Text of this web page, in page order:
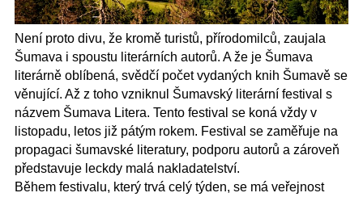
Není proto divu, že kromě turistů, přírodomilců, zaujala
Šumava i spoustu literárních autorů. A že je Šumava
literárně oblíbená, svědčí počet vydaných knih Šumavě se
věnující. Až z toho vzniknul Šumavský literární festival s
názvem Šumava Litera. Tento festival se koná vždy v
listopadu, letos již pátým rokem. Festival se zaměřuje na
propagaci šumavské literatury, podporu autorů a zároveň
představuje leckdy malá nakladatelství.
Během festivalu, který trvá celý týden, se má veřejnost